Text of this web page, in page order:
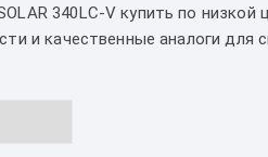
340LC-V купить по
и качественные аналоги для